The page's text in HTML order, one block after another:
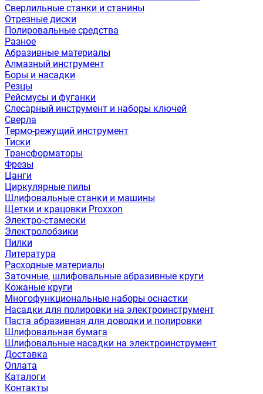
Сверлильные станки и станины
Отрезные диски
Полировальные средства
Разное
Абразивные материалы
Алмазный инструмент
Боры и насадки
Резцы
Рейсмусы и фуганки
Слесарный инструмент и наборы ключей
Сверла
Термо-режущий инструмент
Тиски
Трансформаторы
Фрезы
Цанги
Циркулярные пилы
Шлифовальные станки и машины
Щетки и крацовки Proxxon
Электро-стамески
Электролобзики
Пилки
Литература
Расходные материалы
Заточные, шлифовальные абразивные круги
Кожаные круги
Многофункциональные наборы оснастки
Насадки для полировки на электроинструмент
Паста абразивная для доводки и полировки
Шлифовальная бумага
Шлифовальные насадки на электроинструмент
Доставка
Оплата
Каталоги
Контакты